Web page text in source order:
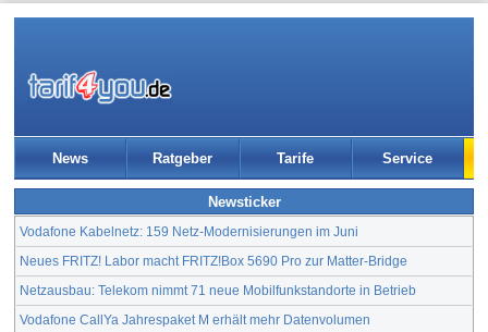
News Ratgeber Tarife Service
Newsticker
Vodafone Kabelnetz: 159 Netz-Modernisierungen im Juni
Neues FRITZ! Labor macht FRITZ!Box 5690 Pro zur Matter-Bridge
Netzausbau: Telekom nimmt 71 neue Mobilfunkstandorte in Betrieb
Vodafone CallYa Jahrespaket M erhält mehr Datenvolumen